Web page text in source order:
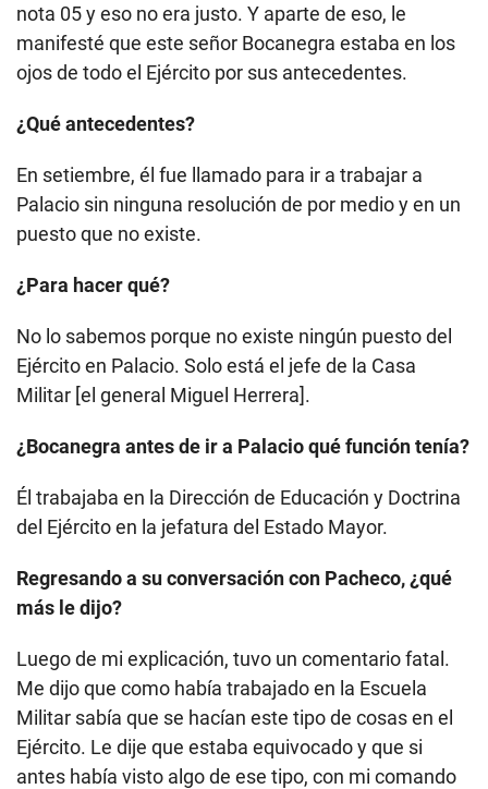
nota 05 y eso no era justo. Y aparte de eso, le
manifesté que este señor Bocanegra estaba en los
ojos de todo el Ejército por sus antecedentes.
¿Qué antecedentes?
En setiembre, él fue llamado para ir a trabajar a
Palacio sin ninguna resolución de por medio y en un
puesto que no existe.
¿Para hacer qué?
No lo sabemos porque no existe ningún puesto del
Ejército en Palacio. Solo está el jefe de la Casa
Militar [el general Miguel Herrera].
¿Bocanegra antes de ir a Palacio qué función tenía?
Él trabajaba en la Dirección de Educación y Doctrina
del Ejército en la jefatura del Estado Mayor.
Regresando a su conversación con Pacheco, ¿qué
más le dijo?
Luego de mi explicación, tuvo un comentario fatal.
Me dijo que como había trabajado en la Escuela
Militar sabía que se hacían este tipo de cosas en el
Ejército. Le dije que estaba equivocado y que si
antes había visto algo de ese tipo, con mi comando